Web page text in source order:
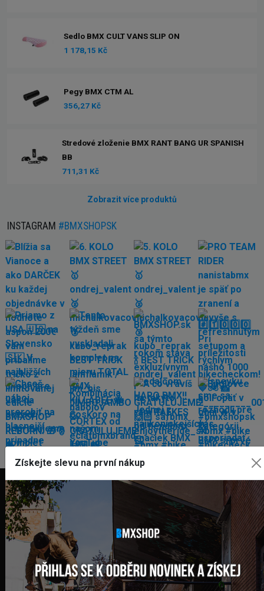
Sedlo BMX CULT VANS SLIP ON
1 178,15 Kč
Pegy BMX CTM AL
356,27 Kč
Stredové zloženie BMX RANT BANG UR SPANISH
BB
711,31 Kč
Zobrazit více produktů
INSTAGRAM #BMXSHOPSK
FAKTURAČNÍ ADRESA
GLOBAL DIAMONDS s. r. o.
Námestie sv. Martina 708/30
082 71 Lipany
Slovensko
Získejte slevu na první nákup